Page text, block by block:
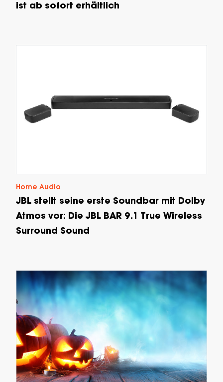
ist ab sofort erhältlich
Home Audio
JBL stellt seine erste Soundbar mit Dolby
Atmos vor: Die JBL BAR 9.1 True Wireless
Surround Sound